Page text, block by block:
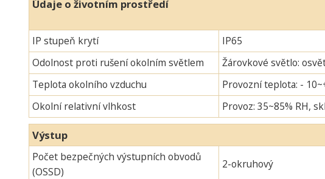
Údaje o životním prostředí
IP stupeň krytí
IP65
Odolnost proti rušení okolním světlem
Žárovkové světlo:
Teplota okolního vzduchu
Provozní teplota: -
Okolní relativní vlhkost
Provoz: 35~85% RH,
Výstup
Počet bezpečných výstupních obvodů
(OSSD)
2-okruhový